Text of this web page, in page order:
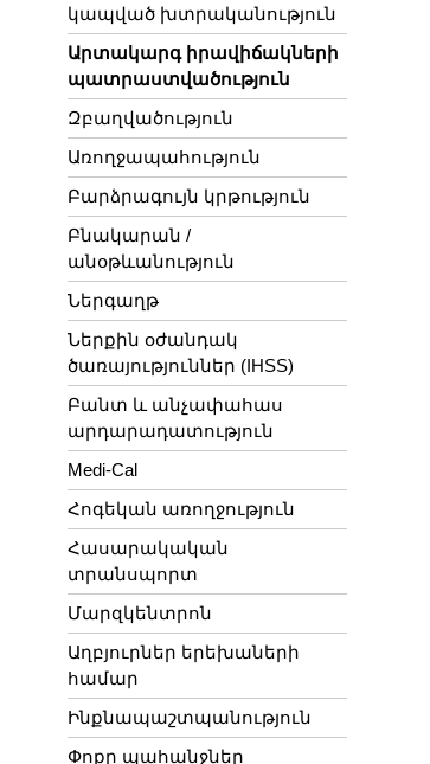
կապված խտրականություն
Արտակարգ իրավիճակների
պատրաստվածություն
Զբաղվածություն
Առողջապահություն
Բարձրագույն կրթություն
Բնակարան /
անօթևանություն
Ներգաղթ
Ներքին օժանդակ
ծառայություններ (IHSS)
Բանտ և անչափահաս
արդարադատություն
Medi-Cal
Հոգեկան առողջություն
Հասարակական
տրանսպորտ
Մարզկենտրոն
Աղբյուրներ երեխաների
համար
Ինքնապաշտպանություն
Փոքր պահանջներ